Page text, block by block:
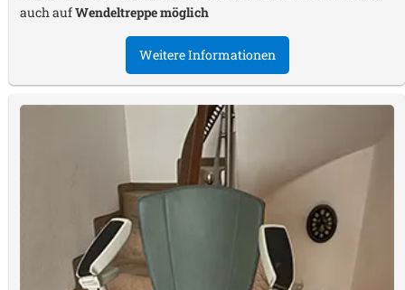
auch aufWendeltreppe möglich
Weitere Informationen